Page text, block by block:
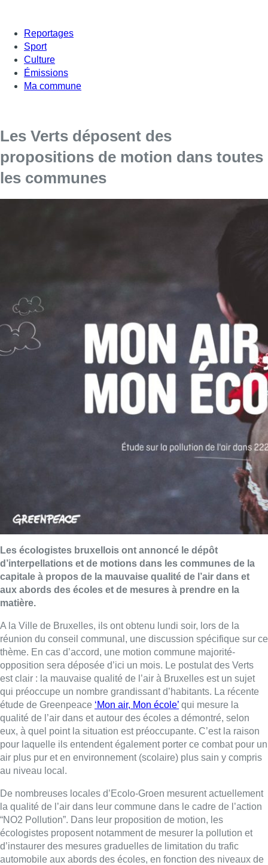
Reportages
Sport
Culture
Émissions
Ma commune
Les Verts déposent des
propositions de motion dans toutes
les communes
Les écologistes bruxellois ont annoncé le dépôt
d’interpellations et de motions dans les communes de la
capitale à propos de la mauvaise qualité de l’air dans et
aux abords des écoles et de mesures à prendre en la
matière.
A la Ville de Bruxelles, ils ont obtenu lundi soir, lors de la
réunion du conseil communal, une discussion spécifique sur ce
thème. En cas d’accord, une motion commune majorité-
opposition sera déposée d’ici un mois. Le postulat des Verts
est clair : la mauvaise qualité de l’air à Bruxelles est un sujet
qui préoccupe un nombre grandissant d’habitants. La récente
étude de Greenpeace ‘Mon air, Mon école’ qui mesure la
qualité de l’air dans et autour des écoles a démontré, selon
eux, à quel point la situation est préoccupante. C’est la raison
pour laquelle ils entendent également porter ce combat pour un
air plus pur et en environnement (scolaire) plus sain y compris
au niveau local.
De nombreuses locales d’Ecolo-Groen mesurent actuellement
la qualité de l’air dans leur commune dans le cadre de l’action
“NO2 Pollution”. Dans leur proposition de motion, les
écologistes proposent notamment de mesurer la pollution et
d’instaurer des mesures graduelles de limitation du trafic
automobile aux abords des écoles, en fonction des niveaux de